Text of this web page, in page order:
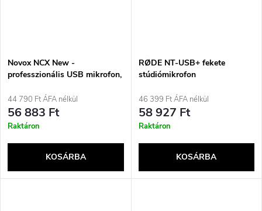
Novox NCX New -
professzionális USB mikrofon,
44 790 Ft ÁFA nélkül
56 883 Ft
Raktáron
KOSÁRBA
RØDE NT-USB+ fekete
stúdiómikrofon
46 399 Ft ÁFA nélkül
58 927 Ft
Raktáron
KOSÁRBA